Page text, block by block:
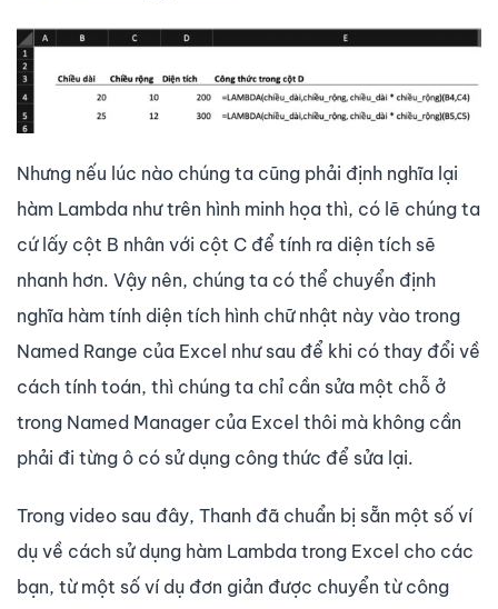
Nhưng nếu lúc nào chúng ta cũng phải định nghĩa lại
hàm Lambda như trên hình minh họa thì, có lẽ chúng ta
cứ lấy cột B nhân với cột C để tính ra diện tích sẽ
nhanh hơn. Vậy nên, chúng ta có thể chuyển định
nghĩa hàm tính diện tích hình chữ nhật này vào trong
Named Range của Excel như sau để khi có thay đổi về
cách tính toán, thì chúng ta chỉ cần sửa một chỗ ở
trong Named Manager của Excel thôi mà không cần
phải đi từng ô có sử dụng công thức để sửa lại.
Trong video sau đây, Thanh đã chuẩn bị sẵn một số ví
dụ về cách sử dụng hàm Lambda trong Excel cho các
bạn, từ một số ví dụ đơn giản được chuyển từ công